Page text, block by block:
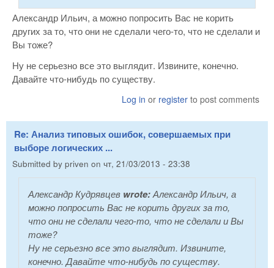
Александр Ильич, а можно попросить Вас не корить
других за то, что они не сделали чего-то, что не сделали и
Вы тоже?
Ну не серьезно все это выглядит. Извините, конечно.
Давайте что-нибудь по существу.
Log in or register to post comments
Re: Анализ типовых ошибок, совершаемых при
выборе логических ...
Submitted by priven on чт, 21/03/2013 - 23:38
Александр Кудрявцев wrote:Александр Ильич, а
можно попросить Вас не корить других за то,
что они не сделали чего-то, что не сделали и Вы
тоже?
Ну не серьезно все это выглядит. Извините,
конечно. Давайте что-нибудь по существу.